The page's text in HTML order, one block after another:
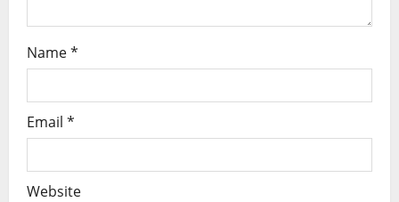
Name*
Email *
Website